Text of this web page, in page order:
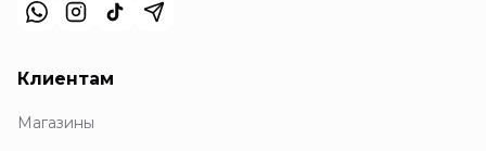
Клиентам
Магазины